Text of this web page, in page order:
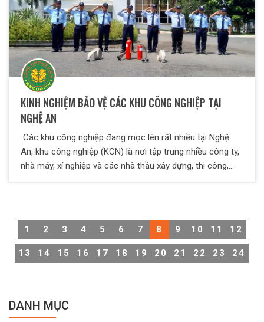
KINH NGHIỆM BẢO VỆ CÁC KHU CÔNG NGHIỆP TẠI
NGHỆ AN
Các khu công nghiệp đang mọc lên rất nhiều tại Nghệ
An, khu công nghiệp (KCN) là nơi tập trung nhiều công ty,
nhà máy, xí nghiệp và các nhà thầu xây dựng, thi công,
công ty dịch vụ bảo vệ giàu kinh nghiệm thì mới có thể
1 2 3 4 5 6 7 8 9 10 11 12
13 14 15 16 17 18 19 20 21 22 23 24
DANH MỤC